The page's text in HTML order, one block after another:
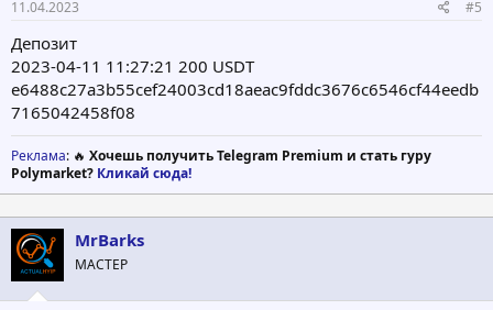
11.04.2023 #5
Депозит
2023-04-11 11:27:21 200 USDT
e6488c27a3b55cef24003cd18aeac9fddc3676c6546cf44eedb
7165042458f08
Реклама: 🔥 Хочешь получить Telegram Premium и стать гуру
Polymarket? Кликай сюда!
MrBarks
МАСТЕР